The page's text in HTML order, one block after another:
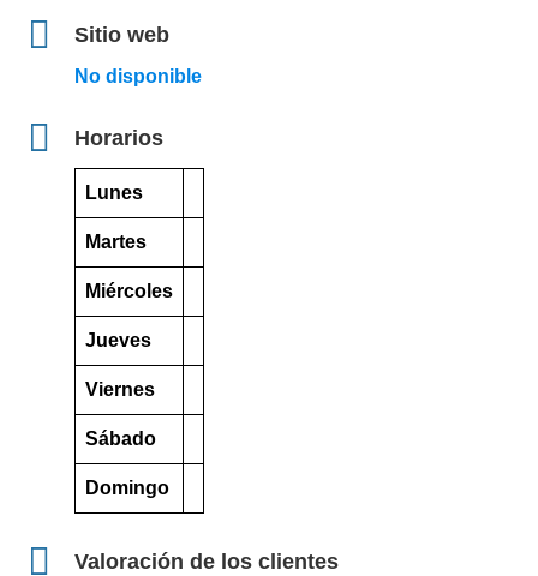
Sitio web
No disponible
Horarios
Lunes
Martes
Miércoles
Jueves
Viernes
Sábado
Domingo
Valoración de los clientes